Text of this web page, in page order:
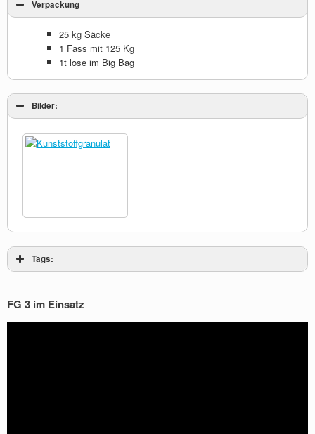
Verpackung
25 kg Säcke
1 Fass mit 125 Kg
1t lose im Big Bag
Bilder:
Tags:
FG 3 im Einsatz